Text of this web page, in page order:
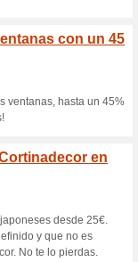
una
regalo
un